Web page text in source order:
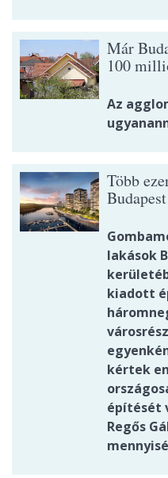
Már
100
Az
Több
lakások
kiadott
kértek
építését
Regős